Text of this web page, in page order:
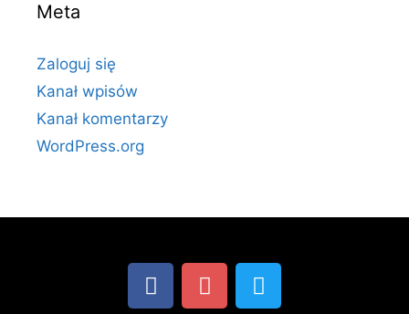
Meta
Zaloguj się
Kanał wpisów
Kanał komentarzy
WordPress.org